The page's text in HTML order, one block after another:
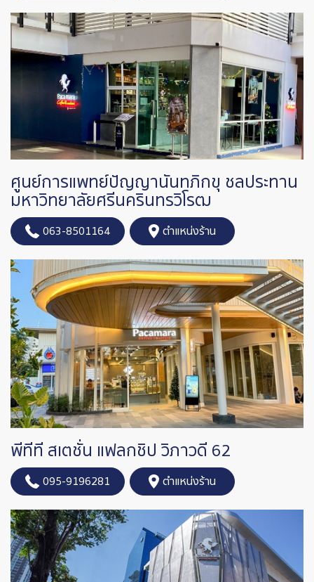
ศูนย์การแพทย์ปัญญานันทภิกขุ ชลประทาน
มหาวิทยาลัยศรีนครินทรวิโรฒ
063-8501164 ตำแหน่งร้าน
พีทีที สเตชั่น แฟลกชิป วิภาวดี 62
095-9196281 ตำแหน่งร้าน